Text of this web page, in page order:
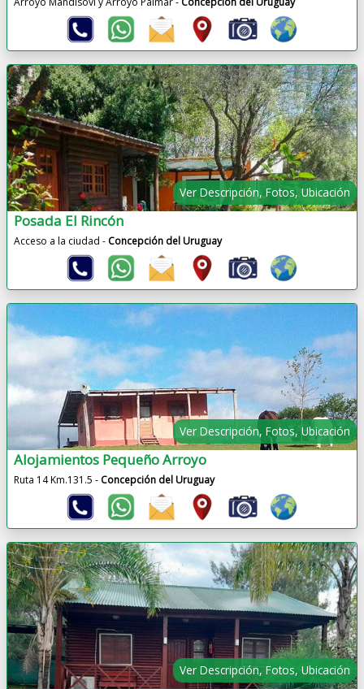
Ver Descripción, Fotos, Ubicación
Posada El Rincón
Acceso a la ciudad - Concepción del Uruguay
Ver Descripción, Fotos, Ubicación
Alojamientos Pequeño Arroyo
Ruta 14 Km.131.5 - Concepción del Uruguay
Ver Descripción, Fotos, Ubicación